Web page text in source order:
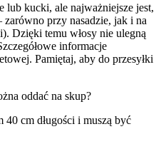
lub kucki, ale najważniejsze jest,
zarówno przy nasadzie, jak i na
Dzięki temu włosy nie ulegną
informacje
Pamiętaj, aby do przesyłki
oddać na skup?
40 cm długości i muszą być